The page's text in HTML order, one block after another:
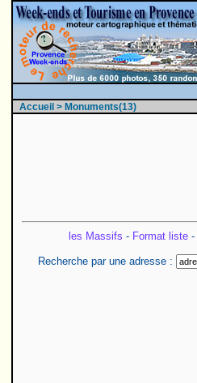
Accueil > Monuments(13)
les Massifs - Format liste -
Recherche par une adresse :